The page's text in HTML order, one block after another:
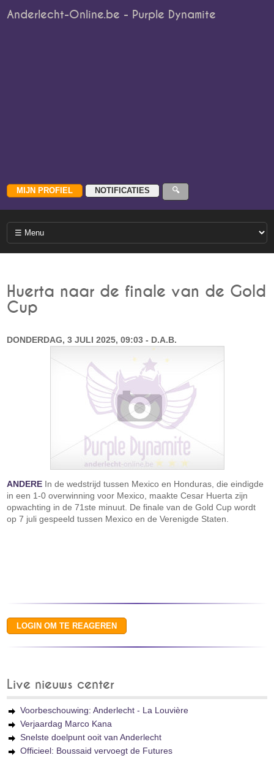
Anderlecht-Online.be - Purple Dynamite
Huerta naar de finale van de Gold
Cup
DONDERDAG, 3 JULI 2025, 09:03 - D.A.B.
ANDERE In de wedstrijd tussen Mexico en Honduras, die eindigde
in een 1-0 overwinning voor Mexico, maakte Cesar Huerta zijn
opwachting in de 71ste minuut. De finale van de Gold Cup wordt
op 7 juli gespeeld tussen Mexico en de Verenigde Staten.
Live nieuws center
Voorbeschouwing: Anderlecht - La Louvière
Verjaardag Marco Kana
Snelste doelpunt ooit van Anderlecht
Officieel: Boussaid vervoegt de Futures